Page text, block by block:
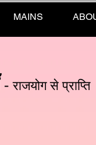
MAINS
- राजयोग से प्राप्ति